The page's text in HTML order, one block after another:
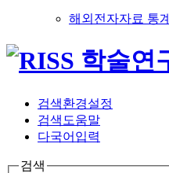
해외전자자료 통계
검색환경설정
검색도움말
다국어입력
검색